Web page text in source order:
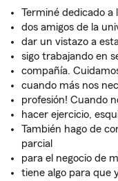
Terminé dedicado a
dos amigos de la
dar un vistazo a
sigo trabajando en
compañía.
cuando más nos
profesión! Cuando
hacer ejercicio,
También hago de
parcial
para el negocio de
tiene algo para que